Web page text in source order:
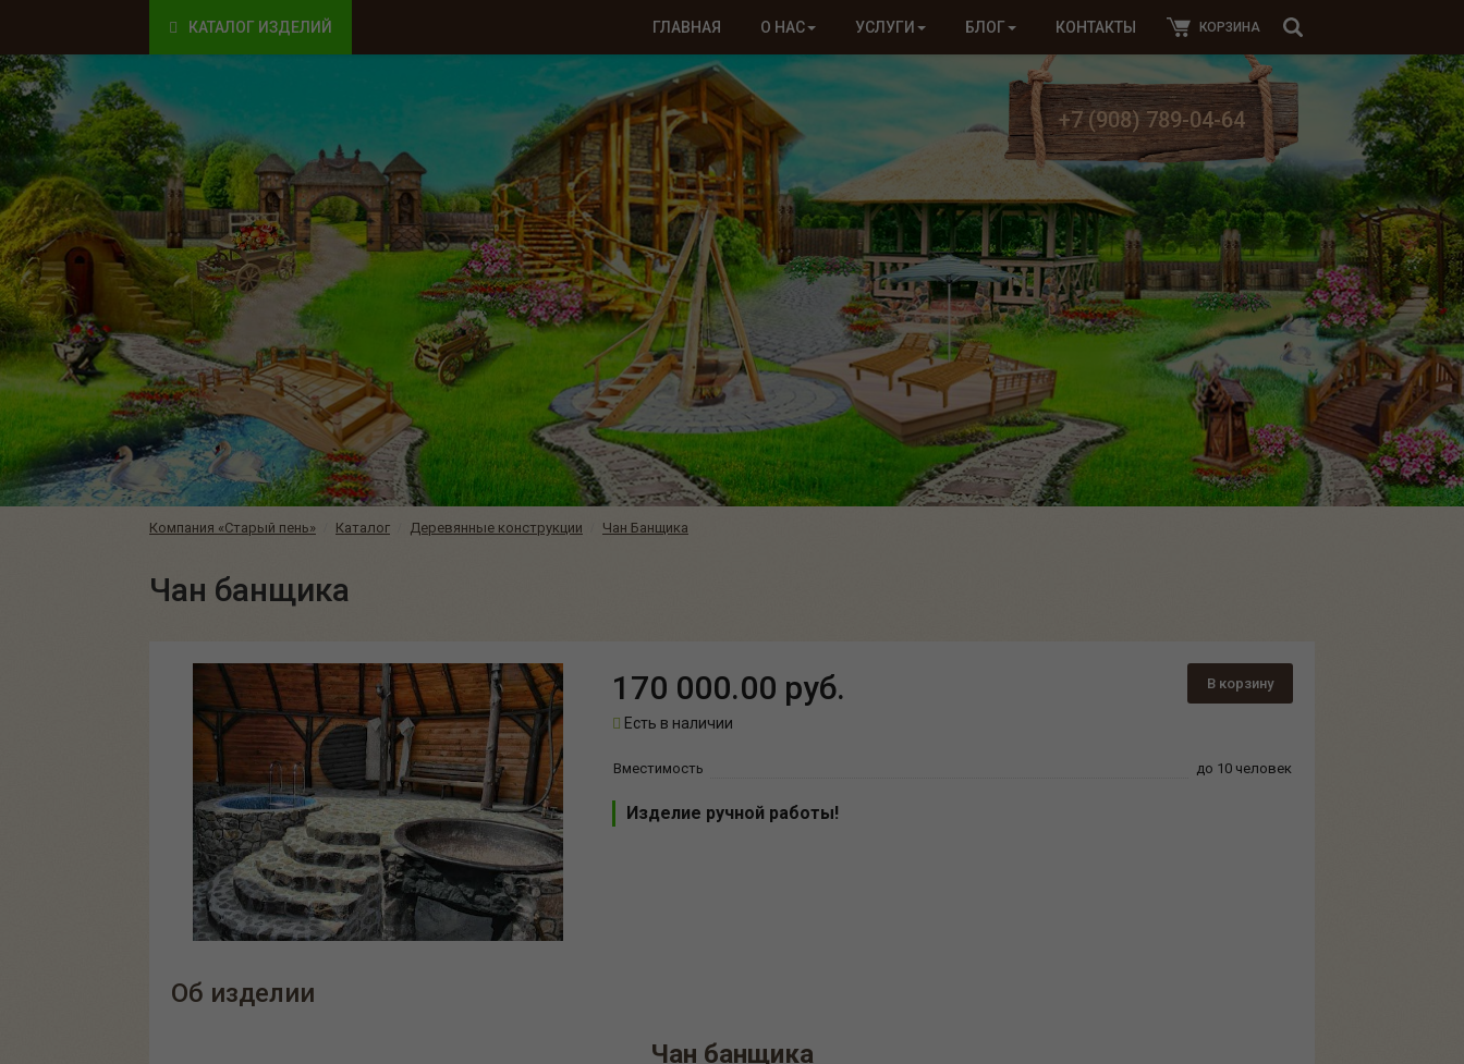
КОРЗИНА
КАТАЛОГ ИЗДЕЛИЙ КОНТАКТЫ
БЛОГ
УСЛУГИ
О НАС
ГЛАВНАЯ
+7 (908) 789-04-64
Компания «Старый пень» Каталог Деревянные конструкции Чан Банщика
Чан банщика
170 000.00 руб.
Есть в наличии
В корзину
Вместимость до 10 человек
Изделие ручной работы!
Об изделии
Чан банщика